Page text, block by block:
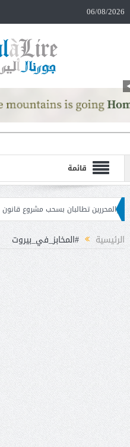
06/08/2026
قائمة
قانون الإعلام مجلس الأعمال
الرئيسية #المخابز_في_بيروت